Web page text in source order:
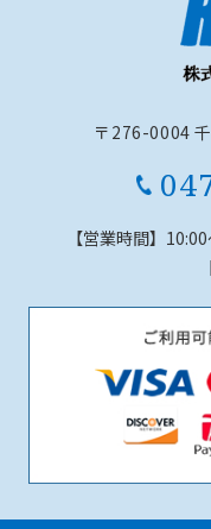
〒276-0004
【営業時間】